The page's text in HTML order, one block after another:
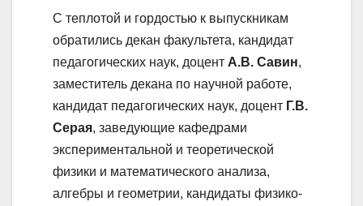
С теплотой и гордостью к выпускникам
обратились декан факультета, кандидат
педагогических наук, доцент А.В. Савин,
заместитель декана по научной работе,
кандидат педагогических наук, доцент Г.В.
Серая, заведующие кафедрами
экспериментальной и теоретической
физики и математического анализа,
алгебры и геометрии, кандидаты физико-